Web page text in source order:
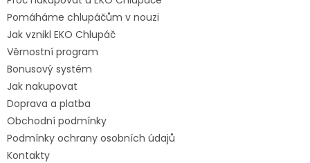
Pomáháme chlupáčům v nouzi
Jak vznikl EKO Chlupáč
Věrnostní program
Bonusový systém
Jak nakupovat
Doprava a platba
Obchodní podmínky
Podmínky ochrany osobních údajů
Kontakty